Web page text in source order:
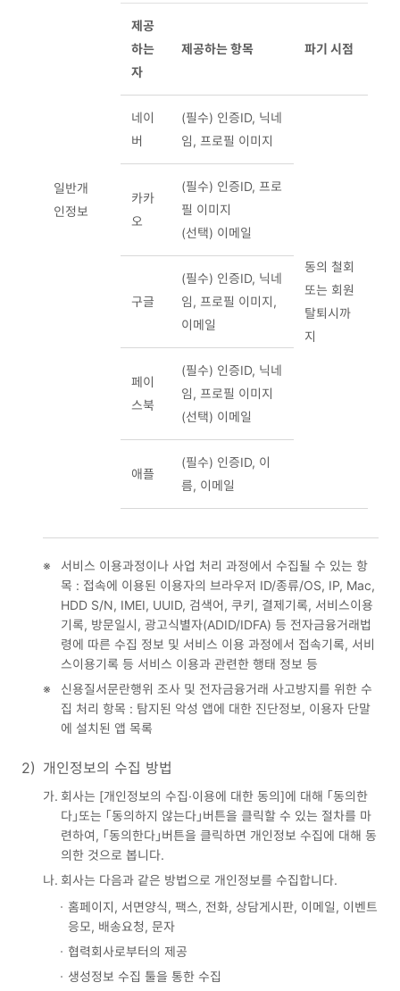
일반개
인정보
제공
하는
자
제공하는 항목 파기 시점
네이
버
(필수) 인증ID, 닉네
임, 프로필 이미지
동의 철회
또는 회원
탈퇴시까
지
카카
오
(필수) 인증ID, 프로
필 이미지
(선택) 이메일
구글
(필수) 인증ID, 닉네
임, 프로필 이미지,
이메일
페이
스북
(필수) 인증ID, 닉네
임, 프로필 이미지
(선택) 이메일
애플
(필수) 인증ID, 이
름, 이메일
※
서비스 이용과정이나 사업 처리 과정에서 수집될 수 있는 항
목 : 접속에 이용된 이용자의 브라우저 ID/종류/OS, IP, Mac,
HDD S/N, IMEI, UUID, 검색어, 쿠키, 결제기록, 서비스이용
기록, 방문일시, 광고식별자(ADID/IDFA) 등 전자금융거래법
령에 따른 수집 정보 및 서비스 이용 과정에서 접속기록, 서비
스이용기록 등 서비스 이용과 관련한 행태 정보 등
※
신용질서문란행위 조사 및 전자금융거래 사고방지를 위한 수
집 처리 항목 : 탐지된 악성 앱에 대한 진단정보, 이용자 단말
에 설치된 앱 목록
2) 개인정보의 수집 방법
가. 회사는 [개인정보의 수집·이용에 대한 동의]에 대해 「동의한
다」또는 「동의하지 않는다」버튼을 클릭할 수 있는 절차를 마
련하여, 「동의한다」버튼을 클릭하면 개인정보 수집에 대해 동
의한 것으로 봅니다.
나. 회사는 다음과 같은 방법으로 개인정보를 수집합니다.
홈페이지, 서면양식, 팩스, 전화, 상담게시판, 이메일, 이벤트
응모, 배송요청, 문자
협력회사로부터의 제공
생성정보 수집 툴을 통한 수집